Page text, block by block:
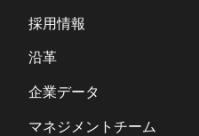
採用情報
沿革
企業データ
マネジメントチーム